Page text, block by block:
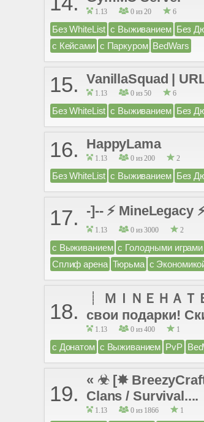
1.13 0 из 20 6
Без WhiteList с Выживанием Без
с Кейсами с Паркуром BedWars
15. VanillaSquad |
1.13 0 из 50 6
Без WhiteList с Выживанием Без
16. HappyLama
1.13 0 из 200 2
Без WhiteList с Выживанием Без
17. -]-- ⚡ MineLegacy
1.13 0 из 3000 2
с Выживанием с Голодными играми
Сплиф арена Тюрьма с
18.
┊ ＭＩＮＥＨＡ
свои подарки!
1.13 0 из 400 1
с Донатом с Выживанием PvP
19.
« ☣ [✸
Clans / Survival....
1.13 0 из 1866 1